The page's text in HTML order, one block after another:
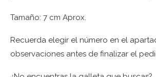
Tamaño: 7 cm Aprox.
Recuerda elegir el número en el
observaciones antes de finalizar el